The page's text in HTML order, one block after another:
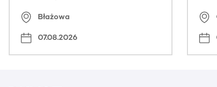
Błażowa
07.08.2026